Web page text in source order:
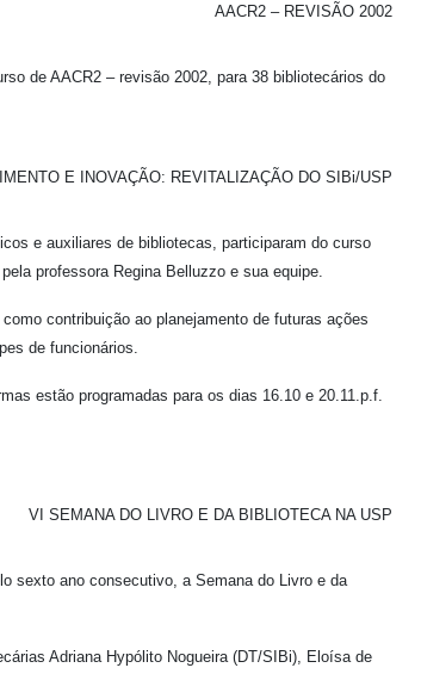
AACR2 – REVISÃO 2002
de AACR2 – revisão 2002, para 38 bibliotecários do
E INOVAÇÃO: REVITALIZAÇÃO DO SIBi/USP
e auxiliares de bibliotecas, participaram do curso
professora Regina Belluzzo e sua equipe.
contribuição ao planejamento de futuras ações
de funcionários.
estão programadas para os dias 16.10 e 20.11.p.f.
VI SEMANA DO LIVRO E DA BIBLIOTECA NA USP
sexto ano consecutivo, a Semana do Livro e da
Adriana Hypólito Nogueira (DT/SIBi), Eloísa de